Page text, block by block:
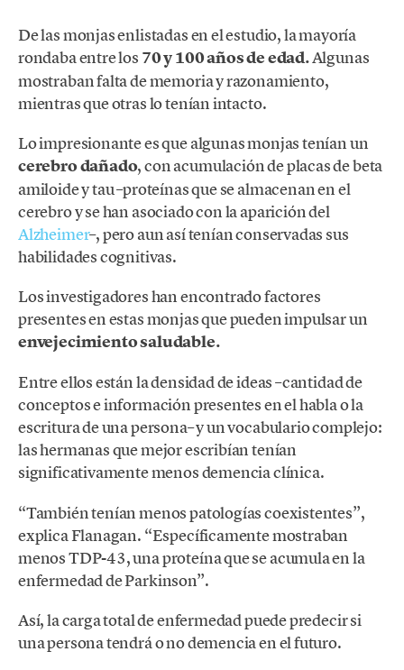
De las monjas enlistadas en el estudio, la mayoría
rondaba entre los 70 y 100 años de edad.Algunas
mostraban falta de memoria y razonamiento,
mientras que otras lo tenían intacto.
Lo impresionante es que algunas monjas tenían un
cerebro dañado, con acumulación de placas de beta
amiloide y tau –proteínas que se almacenan en el
cerebro y se han asociado con la aparición del
Alzheimer–, pero aun así tenían conservadas sus
habilidades cognitivas.
Los investigadores han encontrado factores
presentes en estas monjas que pueden impulsar un
envejecimiento saludable.
Entre ellos están la densidad de ideas –cantidad de
conceptos e información presentes en el habla o la
escritura de una persona– y un vocabulario complejo:
las hermanas que mejor escribían tenían
significativamente menos demencia clínica.
“También tenían menos patologías coexistentes”,
explica Flanagan. “Específicamente mostraban
menos TDP-43, una proteína que se acumula en la
enfermedad de Parkinson”.
Así, la carga total de enfermedad puede predecir si
una persona tendrá o no demencia en el futuro.